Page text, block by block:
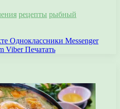
рецепты рыбный
Одноклассники Messenger
Viber Печатать